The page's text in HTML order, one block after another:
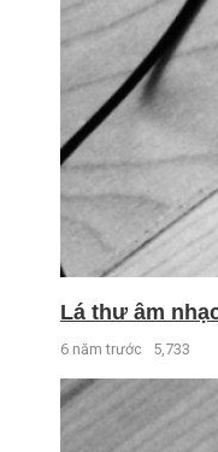
Lá thư âm
6 năm trước 5,733